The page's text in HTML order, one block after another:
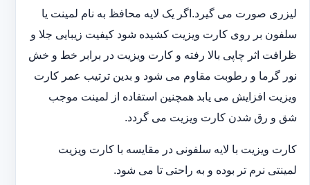
لیزری صورت می گیرد.اگر یک لایه محافظ به نام لمینت یا
سلفون بر روی کارت ویزیت کشیده شود کیفیت زیبایی جلا و
ظرافت اثر چاپی بالا رفته و کارت ویزیت در برابر خط و خش
نور گرما و رطوبت مقاوم می شود و بدین ترتیب عمر کارت
ویزیت افزایش می یابد همچنین استفاده از لمینت موجب
شق و رق شدن کارت ویزیت می گردد.
کارت ویزیت با لایه سلفونی در مقایسه با کارت ویزیت
لمینتی نرم تر بوده و به راحتی تا می شود.